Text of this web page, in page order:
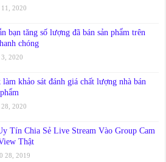
2020
bạn tăng số lượng đã bán sản phẩm trên
chóng
2020
làm khảo sát đánh giá chất lượng nhà bán
2020
Tín Chia Sẻ Live Stream Vào Group Cam
Thật
28, 2019